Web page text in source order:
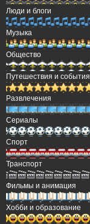
Люди и блоги
Музыка
Общество
Путешествия и события
Развлечения
Сериалы
Спорт
Транспорт
Фильмы и анимация
Хобби и образование